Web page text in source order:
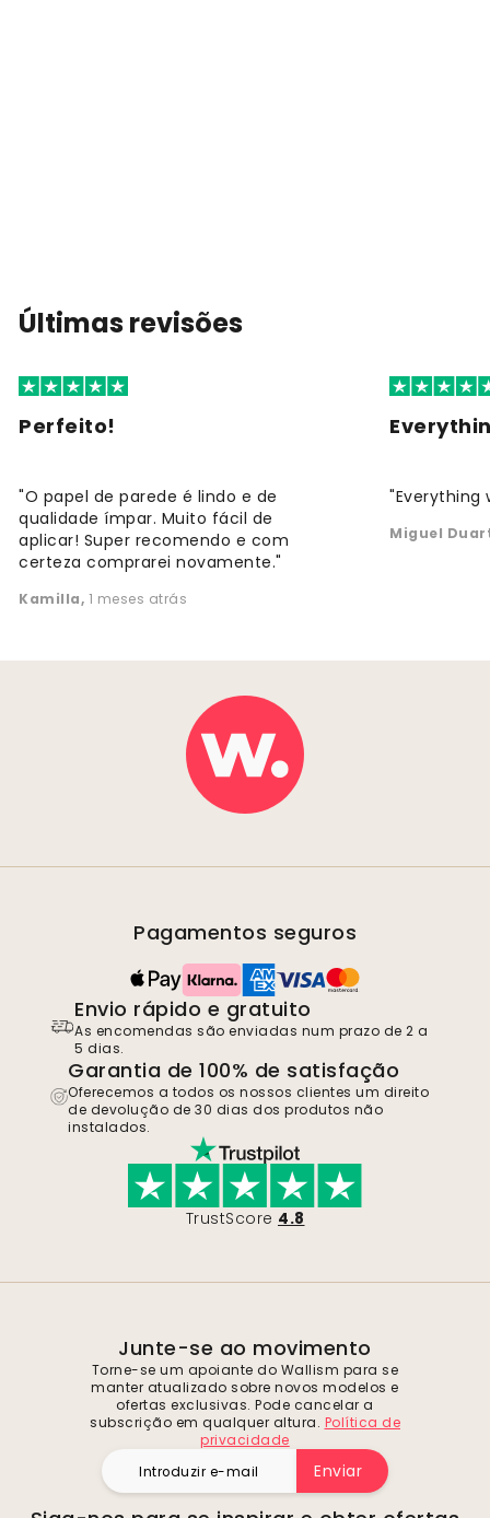
Últimas revisões
Perfeito!
"O papel de parede é lindo e de
qualidade ímpar. Muito fácil de
aplicar! Super recomendo e com
certeza comprarei novamente."
Kamilla, 1 meses atrás
"Everything
Miguel
Pagamentos seguros
Envio rápido e gratuito
As encomendas são enviadas num prazo de 2 a
5 dias.
Garantia de 100% de satisfação
Oferecemos a todos os nossos clientes um direito
de devolução de 30 dias dos produtos não
instalados.
TrustScore 4.8
Junte-se ao movimento
Torne-se um apoiante do Wallism para se
manter atualizado sobre novos modelos e
ofertas exclusivas. Pode cancelar a
subscrição em qualquer altura. Política de
privacidade
Enviar